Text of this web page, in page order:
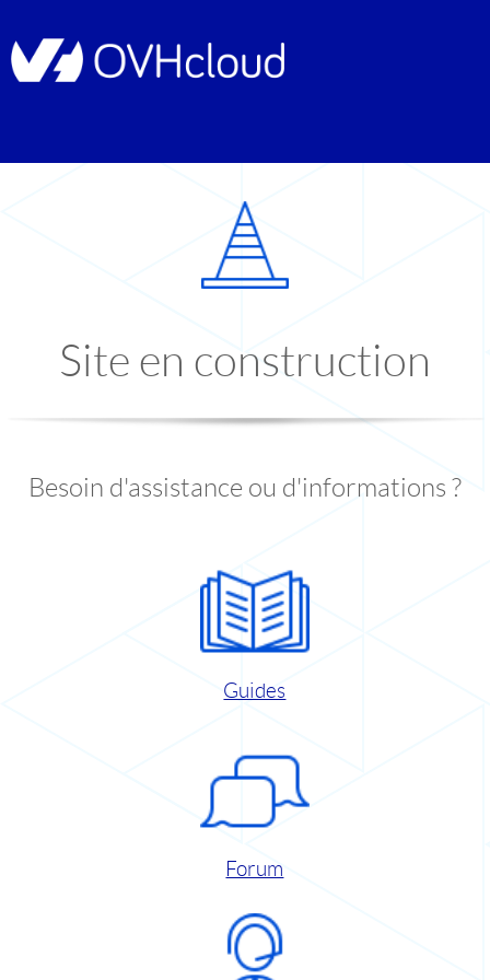
Site en construction
Besoin d'assistance ou d'informations ?
Guides
Forum